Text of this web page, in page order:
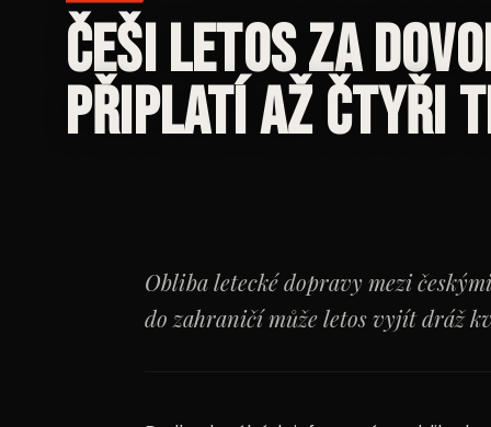
Češi letos za
připlatí až čtyři
Obliba letecké dopravy mezi
do zahraničí může letos vyjít dráž